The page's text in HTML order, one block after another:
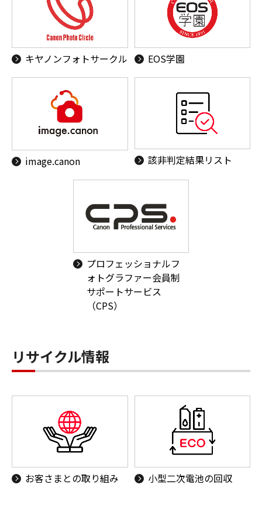
キヤノンフォトサークル EOS学園
image.canon 該非判定結果リスト
プロフェッショナルフ
ォトグラファー会員制
サポートサービス
（CPS）
リサイクル情報
お客さまとの取り組み 小型二次電池の回収